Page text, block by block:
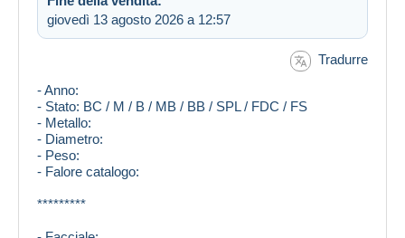
giovedì 13 agosto 2026 a 12:57
Tradurre
- Anno:
- Stato: BC / M / B / MB / BB / SPL / FDC / FS
- Metallo:
- Diametro:
- Peso:
- Falore catalogo:
*********